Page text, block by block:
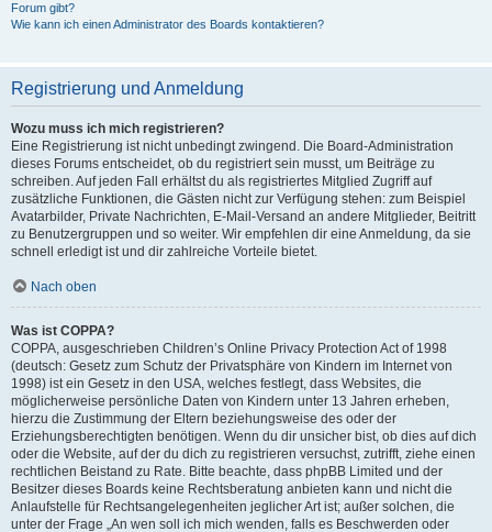
Forum gibt?
Wie kann ich einen Administrator des Boards kontaktieren?
Registrierung und Anmeldung
Wozu muss ich mich registrieren?
Eine Registrierung ist nicht unbedingt zwingend. Die Board-Administration
dieses Forums entscheidet, ob du registriert sein musst, um Beiträge zu
schreiben. Auf jeden Fall erhältst du als registriertes Mitglied Zugriff auf
zusätzliche Funktionen, die Gästen nicht zur Verfügung stehen: zum Beispiel
Avatarbilder, Private Nachrichten, E-Mail-Versand an andere Mitglieder, Beitritt
zu Benutzergruppen und so weiter. Wir empfehlen dir eine Anmeldung, da sie
schnell erledigt ist und dir zahlreiche Vorteile bietet.
Nach oben
Was ist COPPA?
COPPA, ausgeschrieben Children’s Online Privacy Protection Act of 1998
(deutsch: Gesetz zum Schutz der Privatsphäre von Kindern im Internet von
1998) ist ein Gesetz in den USA, welches festlegt, dass Websites, die
möglicherweise persönliche Daten von Kindern unter 13 Jahren erheben,
hierzu die Zustimmung der Eltern beziehungsweise des oder der
Erziehungsberechtigten benötigen. Wenn du dir unsicher bist, ob dies auf dich
oder die Website, auf der du dich zu registrieren versuchst, zutrifft, ziehe einen
rechtlichen Beistand zu Rate. Bitte beachte, dass phpBB Limited und der
Besitzer dieses Boards keine Rechtsberatung anbieten kann und nicht die
Anlaufstelle für Rechtsangelegenheiten jeglicher Art ist; außer solchen, die
unter der Frage „An wen soll ich mich wenden, falls es Beschwerden oder